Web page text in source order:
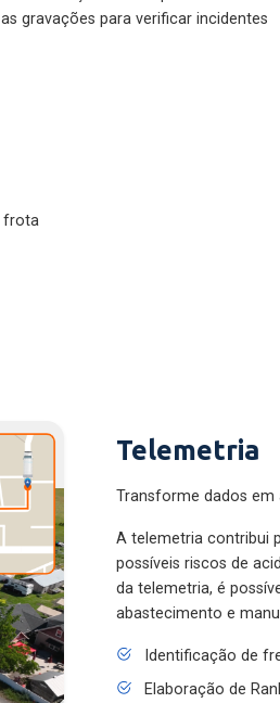
gravações para verificar incidentes
frota
Telemetria
Transforme dados em
A telemetria contribui
possíveis riscos de
da telemetria, é
abastecimento e
Identificação de
Elaboração de